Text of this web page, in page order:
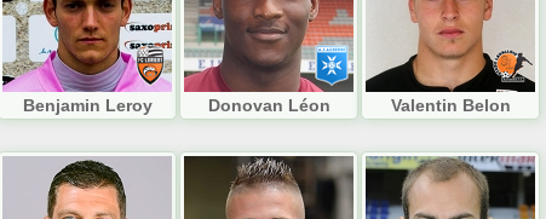
Benjamin Leroy Donovan Léon Valentin Belon